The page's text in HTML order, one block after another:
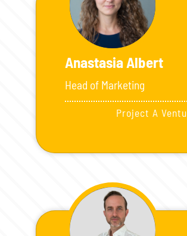
Anastasia Albert
Head of Marketing
Project A